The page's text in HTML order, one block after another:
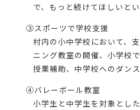
で、もっと続けてほしいと
③スポーツで学校支援
村内の小中学校において、
ニング教室の開催、小学校
授業補助、中学校へのダン
④バレーボール教室
小学生と中学生を対象とし